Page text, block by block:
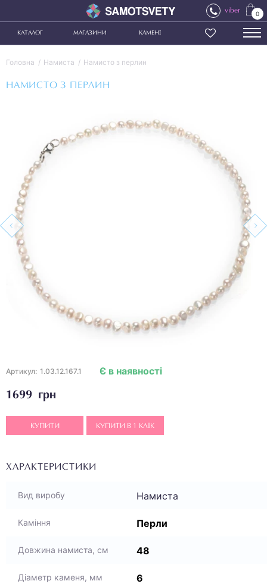
viber 0
КАТАЛОГ МАГАЗИНИ КАМЕНІ
Головна Намиста Намисто з перлин
НАМИСТО З ПЕРЛИН
Артикул: 1.03.12.167.1
1699 грн
Є в наявності
КУПИТИ КУПИТИ В 1 КЛІК
ХАРАКТЕРИСТИКИ
Вид виробу Намиста
Каміння Перли
Довжина намиста, см 48
Діаметр каменя, мм 6